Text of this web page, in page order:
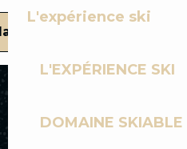
L'expérience ski
L'EXPÉRIENCE SKI
DOMAINE SKIABLE
suite